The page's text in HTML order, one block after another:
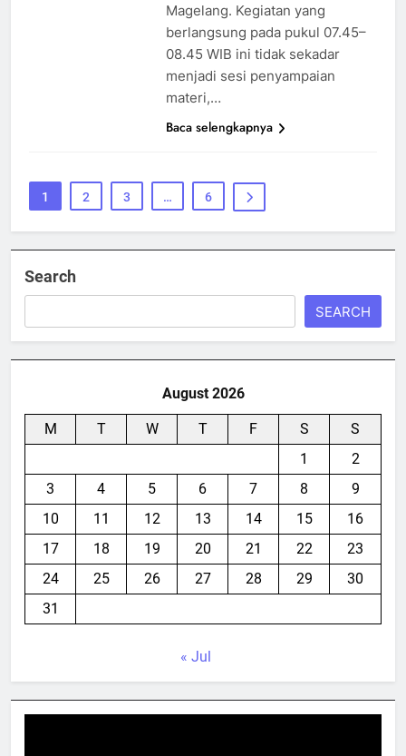
Magelang. Kegiatan yang
berlangsung pada pukul 07.45–
08.45 WIB ini tidak sekadar
menjadi sesi penyampaian
materi,…
Baca selengkapnya
1 2 3 … 6
Search
SEARCH
August 2026
M T W T F S
S
1
2
3
4 5 6 7 8
9
10
11 12 13 14 15
16
17
18 19 20 21 22
23
24
25 26 27 28 29
30
31
« Jul